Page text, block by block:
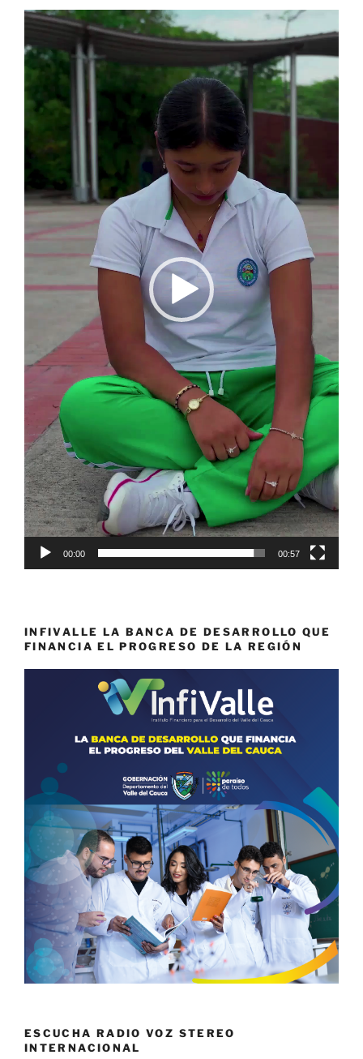
Reproductor
vídeo
00:00 00:57
INFIVALLE LA BANCA DE DESARROLLO QUE
FINANCIA EL PROGRESO DE LA REGIÓN
ESCUCHA RADIO VOZ STEREO
INTERNACIONAL